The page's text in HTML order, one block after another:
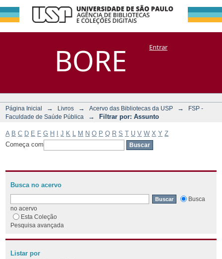
BORE
Filtrar por:
Assunto
DSpace/Manakin + CoriscoEntrar
Página Inicial → Livros → Acervo das Bibliotecas da USP →
FSP -
Faculdade de Saúde Pública
→ Filtrar por: Assunto
A B C D E F G H J K M N O P Q R S T U V W X Y Z
Começa com
Busca no acervo
Busca
no acervo
Esta Coleção
Pesquisa avançada
Listar por